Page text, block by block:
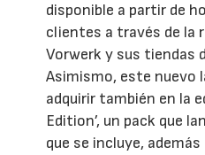
disponible a partir de
clientes a través de la
Vorwerk y sus tiendas
Asimismo, este nuevo
adquirir también en la
Edition’, un pack que
que se incluye, además